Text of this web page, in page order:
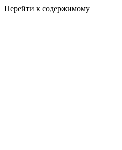
Перейти к содержимому